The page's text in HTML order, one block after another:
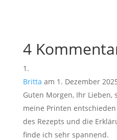
4
Britta am 1. Dezember
Guten Morgen, Ihr Lieben,
meine Printen
des Rezepts und die
finde ich sehr spannend.